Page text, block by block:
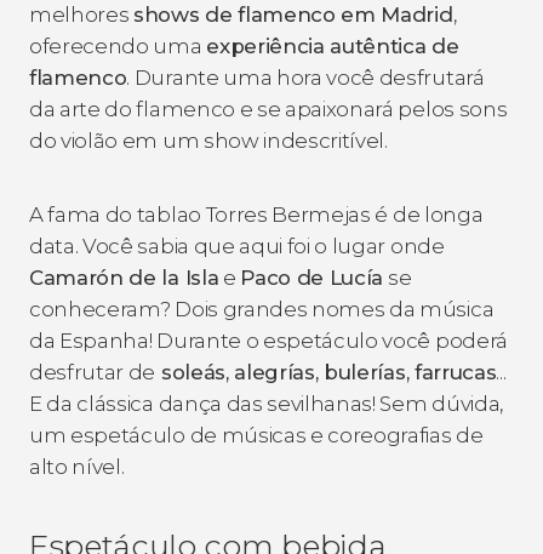
melhores shows de flamenco em Madrid,
oferecendo uma experiência autêntica de
flamenco. Durante uma hora você desfrutará
da arte do flamenco e se apaixonará pelos sons
do violão em um show indescritível.
A fama do tablao Torres Bermejas é de longa
data. Você sabia que aqui foi o lugar onde
Camarón de la Isla e Paco de Lucía se
conheceram? Dois grandes nomes da música
da Espanha! Durante o espetáculo você poderá
desfrutar de soleás, alegrías, bulerías, farrucas...
E da clássica dança das sevilhanas! Sem dúvida,
um espetáculo de músicas e coreografias de
alto nível.
Espetáculo com bebida